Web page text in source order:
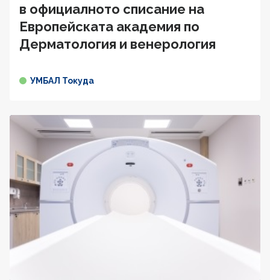
в официалното списание на
Европейската академия по
Дерматология и венерология
УМБАЛ Токуда